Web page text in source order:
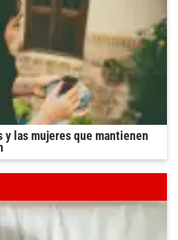
y las mujeres que mantienen